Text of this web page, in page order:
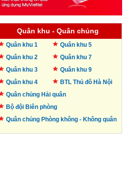
Quân khu - Quân chủng
Quân khu 1
Quân khu 2
Quân khu 3
Quân khu 4
Quân khu 5
Quân khu 7
Quân khu 9
BTL Thủ đô Hà Nội
Quân chủng Hải quân
Bộ đội Biên phòng
Quân chủng Phòng không - Không quân